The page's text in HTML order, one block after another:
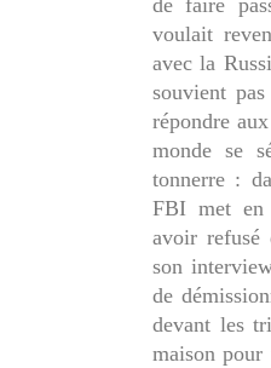
de faire
voulait
avec la
souvient
répondre
monde se
tonnerre :
FBI met en
avoir refusé
son
de
devant les
maison